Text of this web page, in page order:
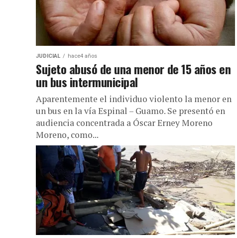
JUDICIAL hace4 años
Sujeto abusó de una menor de 15 años en
un bus intermunicipal
Aparentemente el individuo violento la menor en
un bus en la vía Espinal – Guamo. Se presentó en
audiencia concentrada a Óscar Erney Moreno
Moreno, como...